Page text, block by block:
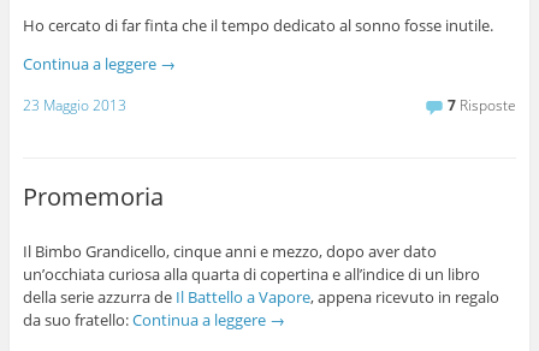
Ho cercato di far finta che il tempo dedicato al sonno fosse inutile.
Continua a leggere →
23 Maggio 2013 7 Risposte
Promemoria
Il Bimbo Grandicello, cinque anni e mezzo, dopo aver dato
un’occhiata curiosa alla quarta di copertina e all’indice di un libro
della serie azzurra de Il Battello a Vapore, appena ricevuto in regalo
da suo fratello:Continua a leggere →